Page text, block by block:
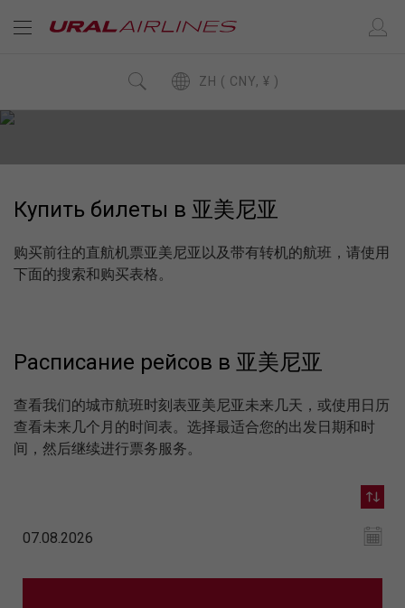
ZH ( CNY, ¥ )
Купить билеты в 亚美尼亚
购买前往的直航机票亚美尼亚以及带有转机的航班，请使用
下面的搜索和购买表格。
Расписание рейсов в 亚美尼亚
查看我们的城市航班时刻表亚美尼亚未来几天，或使用日历
查看未来几个月的时间表。选择最适合您的出发日期和时
间，然后继续进行票务服务。